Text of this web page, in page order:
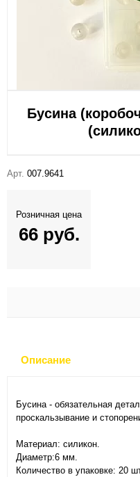
Бусина
Арт. 007.9641
Розничная цена
66 руб.
Описание
Бусина - обязательная
проскальзывание и
Материал: силикон.
Диаметр:6 мм.
Количество в упаковке: 20